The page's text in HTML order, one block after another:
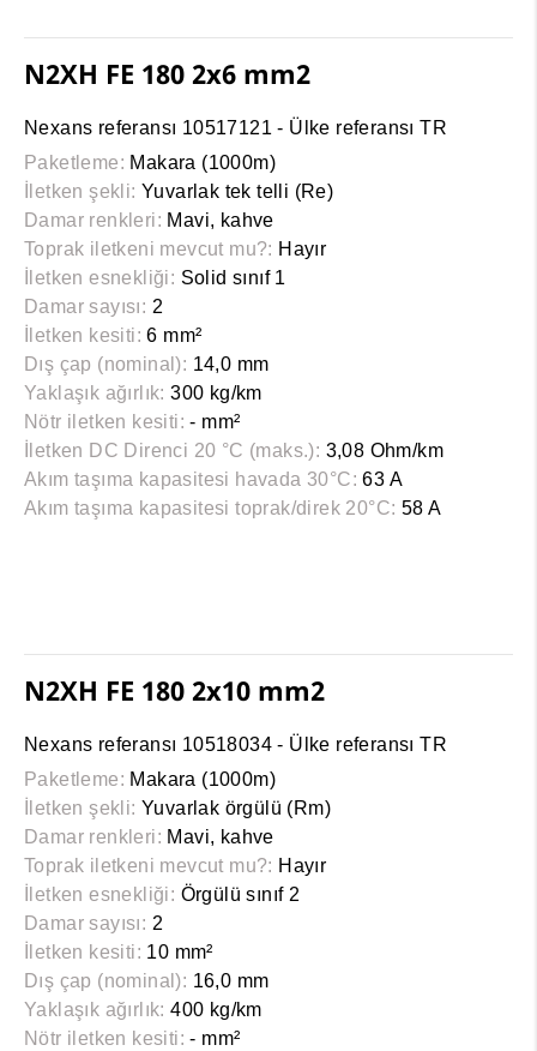
N2XH FE 180 2x6 mm2
Nexans referansı 10517121 - Ülke referansı TR
Paketleme: Makara (1000m)
İletken şekli: Yuvarlak tek telli (Re)
Damar renkleri: Mavi, kahve
Toprak iletkeni mevcut mu?: Hayır
İletken esnekliği: Solid sınıf 1
Damar sayısı: 2
İletken kesiti: 6 mm²
Dış çap (nominal): 14,0 mm
Yaklaşık ağırlık: 300 kg/km
Nötr iletken kesiti: - mm²
İletken DC Direnci 20 °C (maks.): 3,08 Ohm/km
Akım taşıma kapasitesi havada 30°C: 63 A
Akım taşıma kapasitesi toprak/direk 20°C: 58 A
N2XH FE 180 2x10 mm2
Nexans referansı 10518034 - Ülke referansı TR
Paketleme: Makara (1000m)
İletken şekli: Yuvarlak örgülü (Rm)
Damar renkleri: Mavi, kahve
Toprak iletkeni mevcut mu?: Hayır
İletken esnekliği: Örgülü sınıf 2
Damar sayısı: 2
İletken kesiti: 10 mm²
Dış çap (nominal): 16,0 mm
Yaklaşık ağırlık: 400 kg/km
Nötr iletken kesiti: - mm²